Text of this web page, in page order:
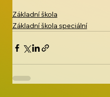
Základní škola
Základní škola speciální